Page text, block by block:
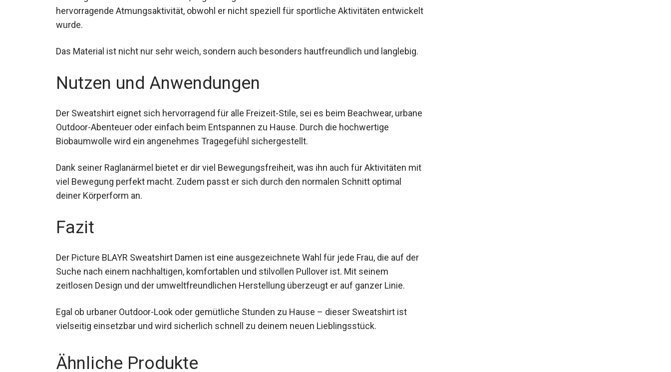
hervorragende Atmungsaktivität, obwohl er nicht speziell für sportliche Aktivitäten
entwickelt wurde.
Das Material ist nicht nur sehr weich, sondern auch besonders hautfreundlich und langlebig.
Nutzen und Anwendungen
Der Sweatshirt eignet sich hervorragend für alle Freizeit-Stile, sei es beim Beachwear,
urbane Outdoor-Abenteuer oder einfach beim Entspannen zu Hause. Durch die hochwertige
Biobaumwolle wird ein angenehmes Tragegefühl sichergestellt.
Dank seiner Raglanärmel bietet er dir viel Bewegungsfreiheit, was ihn auch für Aktivitäten
mit viel Bewegung perfekt macht. Zudem passt er sich durch den normalen Schnitt optimal
deiner Körperform an.
Fazit
Der Picture BLAYR Sweatshirt Damen ist eine ausgezeichnete Wahl für jede Frau, die auf der
Suche nach einem nachhaltigen, komfortablen und stilvollen Pullover ist. Mit seinem
zeitlosen Design und der umweltfreundlichen Herstellung überzeugt er auf ganzer Linie.
Egal ob urbaner Outdoor-Look oder gemütliche Stunden zu Hause – dieser Sweatshirt ist
vielseitig einsetzbar und wird sicherlich schnell zu deinem neuen Lieblingsstück.
Ähnliche Produkte